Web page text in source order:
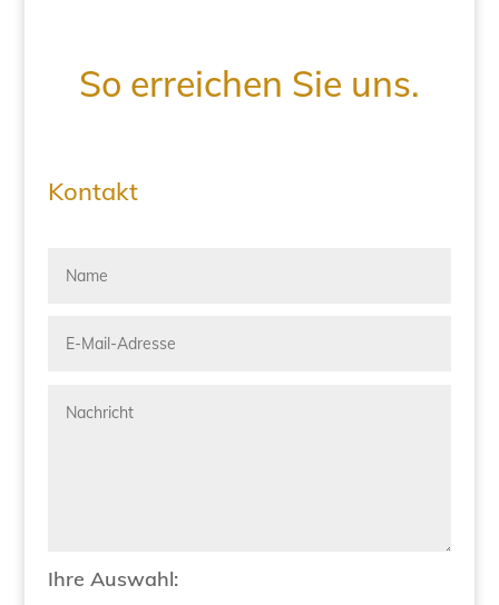
So erreichen Sie uns.
Kontakt
Ihre Auswahl: